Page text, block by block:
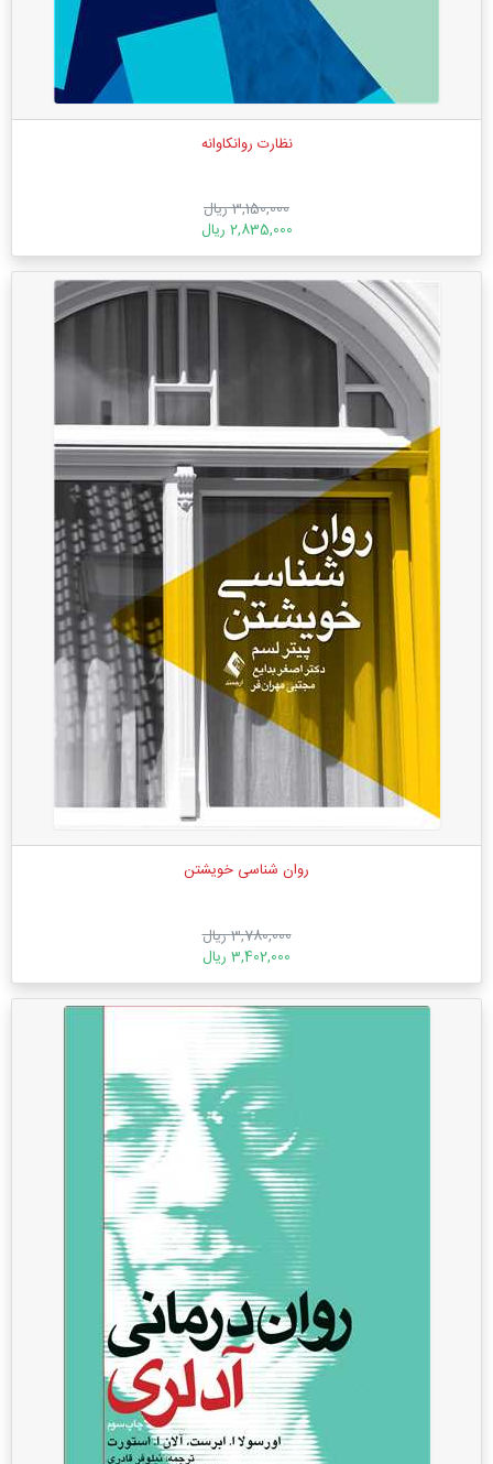
نظارت روانکاوانه
3,150,000 ریال
2,835,000 ریال
روان شناسی خویشتن
3,780,000 ریال
3,402,000 ریال